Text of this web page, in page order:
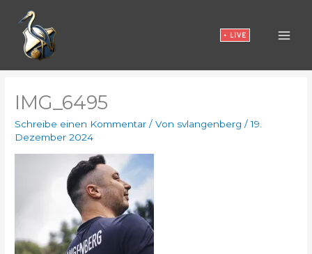
Inhalt
springen
• LIVE
IMG_6495
Schreibe einen Kommentar / Von svlangenberg/19.
Dezember 2024